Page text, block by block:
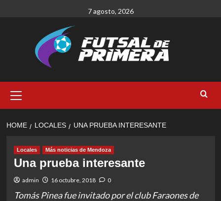
7 agosto, 2026
Menu
HOME LOCALES UNA PRUEBA INTERESANTE
Locales Más noticias de Mendoza
Una prueba interesante
admin 16 octubre, 2018 0
Tomás Pinea fue invitado por el club Faraones de